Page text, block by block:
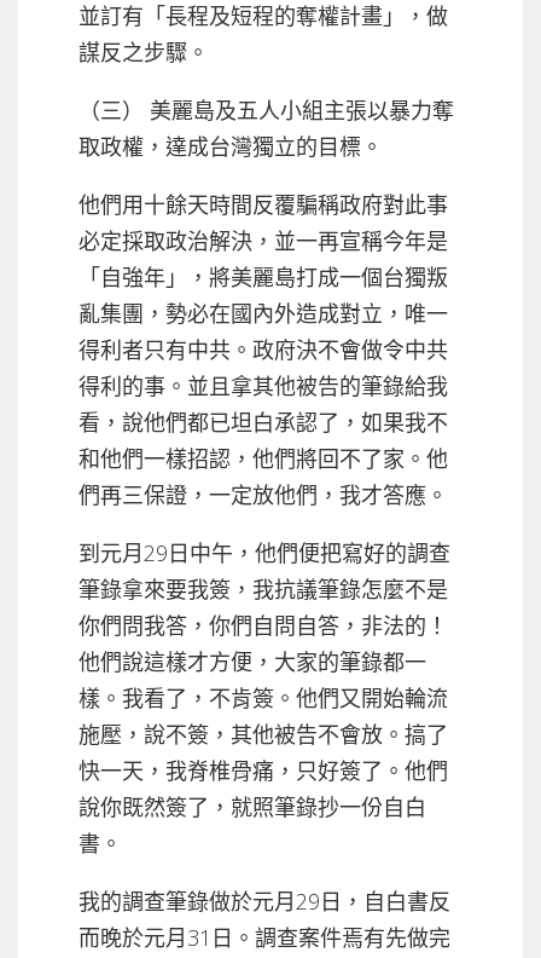
並訂有「長程及短程的奪權計畫」，做
謀反之步驟。
（三） 美麗島及五人小組主張以暴力奪
取政權，達成台灣獨立的目標。
他們用十餘天時間反覆騙稱政府對此事
必定採取政治解決，並一再宣稱今年是
「自強年」，將美麗島打成一個台獨叛
亂集團，勢必在國內外造成對立，唯一
得利者只有中共。政府決不會做令中共
得利的事。並且拿其他被告的筆錄給我
看，說他們都已坦白承認了，如果我不
和他們一樣招認，他們將回不了家。他
們再三保證，一定放他們，我才答應。
到元月29日中午，他們便把寫好的調查
筆錄拿來要我簽，我抗議筆錄怎麼不是
你們問我答，你們自問自答，非法的！
他們說這樣才方便，大家的筆錄都一
樣。我看了，不肯簽。他們又開始輪流
施壓，說不簽，其他被告不會放。搞了
快一天，我脊椎骨痛，只好簽了。他們
說你既然簽了，就照筆錄抄一份自白
書。
我的調查筆錄做於元月29日，自白書反
而晚於元月31日。調查案件焉有先做完